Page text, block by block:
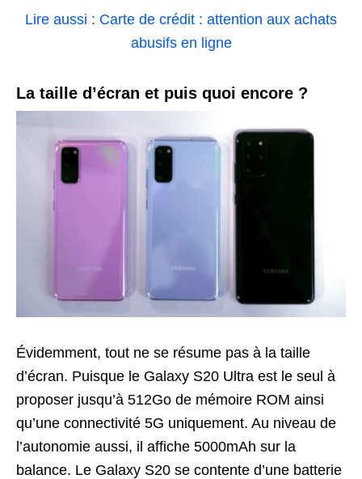
Lire aussi : Carte de crédit : attention aux achats
abusifs en ligne
La taille d’écran et puis quoi encore ?
Évidemment, tout ne se résume pas à la taille
d’écran. Puisque le Galaxy S20 Ultra est le seul à
proposer jusqu’à 512Go de mémoire ROM ainsi
qu’une connectivité 5G uniquement. Au niveau de
l’autonomie aussi, il affiche 5000mAh sur la
balance. Le Galaxy S20 se contente d’une batterie